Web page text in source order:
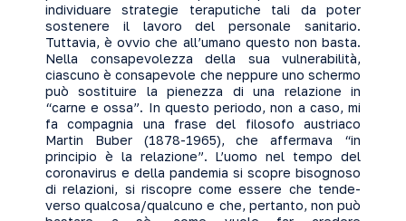
individuare strategie teraputiche tali da poter
sostenere il lavoro del personale sanitario.
Tuttavia, è ovvio che all’umano questo non basta.
Nella consapevolezza della sua vulnerabilità,
ciascuno è consapevole che neppure uno schermo
può sostituire la pienezza di una relazione in
“carne e ossa”. In questo periodo, non a caso, mi
fa compagnia una frase del filosofo austriaco
Martin Buber (1878-1965), che affermava “in
principio è la relazione”. L’uomo nel tempo del
coronavirus e della pandemia si scopre bisognoso
di relazioni, si riscopre come essere che tende-
verso qualcosa/qualcuno e che, pertanto, non può